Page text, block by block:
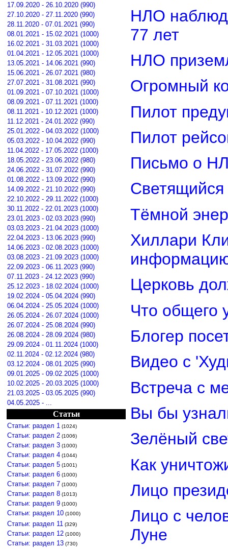
17.09.2020 - 26.10.2020 (990)
27.10.2020 - 27.11.2020 (990)
28.11.2020 - 07.01.2021 (990)
08.01.2021 - 15.02.2021 (1000)
16.02.2021 - 31.03.2021 (1000)
01.04.2021 - 12.05.2021 (1000)
13.05.2021 - 14.06.2021 (990)
15.06.2021 - 26.07.2021 (980)
27.07.2021 - 31.08.2021 (990)
01.09.2021 - 07.10.2021 (1000)
08.09.2021 - 07.11.2021 (1000)
08.11.2021 - 10.12.2021 (1000)
11.12.2021 - 24.01.2022 (990)
25.01.2022 - 04.03.2022 (1000)
05.03.2022 - 10.04.2022 (990)
11.04.2022 - 17.05.2022 (1000)
18.05.2022 - 23.06.2022 (980)
24.06.2022 - 31.07.2022 (990)
01.08.2022 - 13.09.2022 (990)
14.09.2022 - 21.10.2022 (990)
22.10.2022 - 29.11.2022 (1000)
30.11.2022 - 22.01.2023 (1000)
23.01.2023 - 02.03.2023 (990)
03.03.2023 - 21.04.2023 (1000)
22.04.2023 - 13.06.2023 (990)
14.06.2023 - 02.08.2023 (1000)
03.08.2023 - 21.09.2023 (1000)
22.09.2023 - 06.11.2023 (990)
07.11.2023 - 24.12.2023 (990)
25.12.2023 - 18.02.2024 (1000)
19.02.2024 - 05.04.2024 (990)
06.04.2024 - 25.05.2024 (1000)
26.05.2024 - 26.07.2024 (1000)
26.07.2024 - 25.08.2024 (990)
26.08.2024 - 28.09.2024 (980)
29.09.2024 - 01.11.2024 (1000)
02.11.2024 - 02.12.2024 (980)
03.12.2024 - 08.01.2025 (990)
09.01.2025 - 09.02.2025 (1000)
10.02.2025 - 20.03.2025 (1000)
21.03.2025 - 03.05.2025 (990)
04.05.2025 - ...
Статьи
Статьи: раздел 1 (1024)
Статьи: раздел 2 (1006)
Статьи: раздел 3 (1000)
Статьи: раздел 4 (1044)
Статьи: раздел 5 (1001)
Статьи: раздел 6 (1000)
Статьи: раздел 7 (1000)
Статьи: раздел 8 (1013)
Статьи: раздел 9 (1000)
Статьи: раздел 10 (1000)
Статьи: раздел 11 (329)
Статьи: раздел 12 (1000)
Статьи: раздел 13 (730)
НЛО
77 лет
НЛО
Огромный
Пилот
Пилот
Письмо о
Светящийся
Тёмной
Хиллари
Церковь
Что общего
Блогер
Видео с
Встреча с
Вы бы
Зелёный
Как
Лицо
Лицо с
Луне